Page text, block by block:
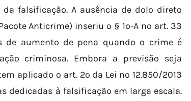
falsificação. A ausência de dolo direto
Anticrime) inseriu o § 1º-A no art. 33
de aumento de pena quando o crime é
criminosa. Embora a previsão seja
aplicado o art. 2º da Lei nº 12.850/2013
dedicadas à falsificação em larga escala.